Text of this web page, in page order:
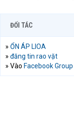
ĐỐI TÁC
» ỔN ÁP LIOA
» đăng tin rao vặt
» Vào Facebook Group